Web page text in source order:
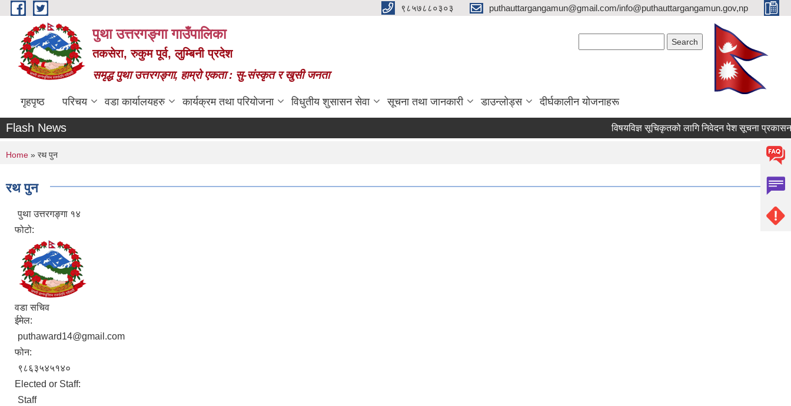
Skip to main content ९८५७८८०३०३ puthauttargangamun@gmail.com/info@puthauttargangamun.gov,np
पुथा उत्तरगङ्गा गाउँपालिका
तकसेरा, रुकुम पूर्व, लुम्बिनी प्रदेश
समृद्ध पुथा उत्तरगङ्गा, हाम्रो एकता : सु-संस्कृत र खुसी जनता
गृहपृष्ठ परिचय वडा कार्यालयहरु कार्यक्रम तथा परियोजना विधुतीय शुसासन सेवा सूचना तथा जानकारी डाउन्लोड्स दीर्घकालीन योजनाहरू
Flash News विषयविज्ञ सूचिकृतको लागि निवेदन पेश सूचना प्रकासन
You are here
Home » रथ पुन
रथ पुन
पुथा उत्तरगङ्गा १४
फोटो:
वडा सचिव
ईमेल:
puthaward14@gmail.com
फोन:
९८६३५४५१४०
Elected or Staff:
Staff